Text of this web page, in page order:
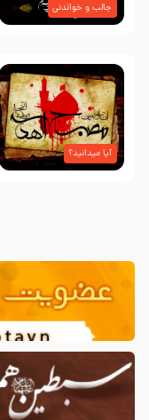
جالب و خواندنی
آیا میدانید؟